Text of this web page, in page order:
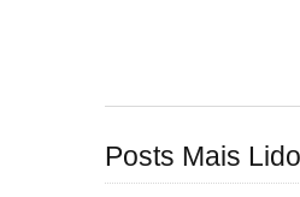
Posts Mais